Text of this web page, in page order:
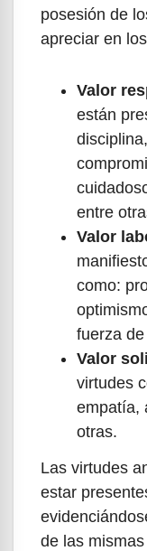
posesión de
apreciar en
Valor
están
entre
Valor
como:
fuerza
Valor
virtudes
empatía,
otras.
Las virtudes
estar
de las